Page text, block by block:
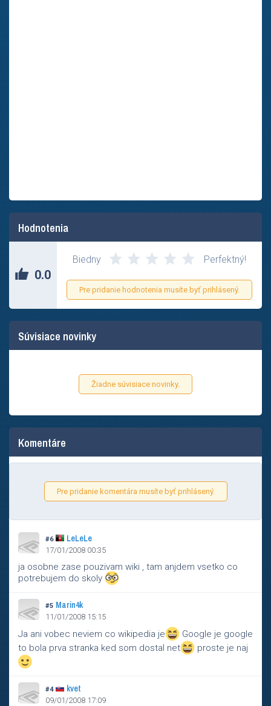
Hodnotenia
0.0
Biedny Perfektný!
Pre pridanie hodnotenia musíte byť prihlásený.
Súvisiace novinky
Žiadne súvisiace novinky.
Komentáre
Pre pridanie komentára musíte byť prihlásený.
#6 LeLeLe
17/01/2008 00:35
ja osobne zase pouzivam wiki , tam anjdem vsetko co
potrebujem do skoly
#5 Marin4k
11/01/2008 15:15
Ja ani vobec neviem co wikipedia je
Google je google
to bola prva stranka ked som dostal net
proste je naj
#4 kvet
09/01/2008 17:09